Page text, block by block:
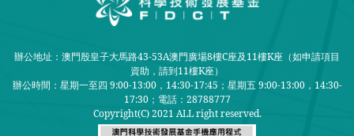
辦公地址：澳門殷皇子大馬路43-53A澳門廣場8樓C座及11樓K座（如申請項目
資助，請到11樓K座）
辦公時間：星期一至四 9:00-13:00，14:30-17:45；星期五 9:00-13:00，14:30-
17:30； 電話：28788777
Copyright(C) 2021 ALL right reserved.